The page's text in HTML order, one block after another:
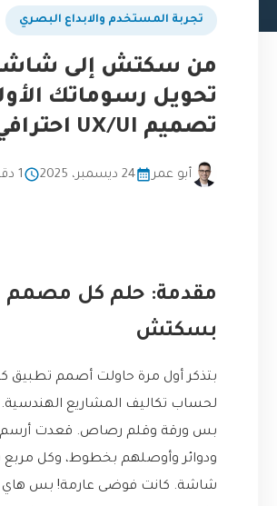
تجربة المستخدم والابداع البصري
من سكتش إلى
تحويل رسوماتك
تصميم UX/UI احترافي
أبو عمر 24 ديسمبر، 2025 1 دقائق قراءة
مقدمة: حلم كل مصمم
بسكتش
بتذكر أول مرة حاولت أصمم تطبيق
لحساب تكاليف المشاريع
بس ورقة وقلم رصاص. قعدت أرسم
ودوائر وأوصلهم بخطوط، وكل مربع
شاشة. كانت فوضى عارمة! بس هاي